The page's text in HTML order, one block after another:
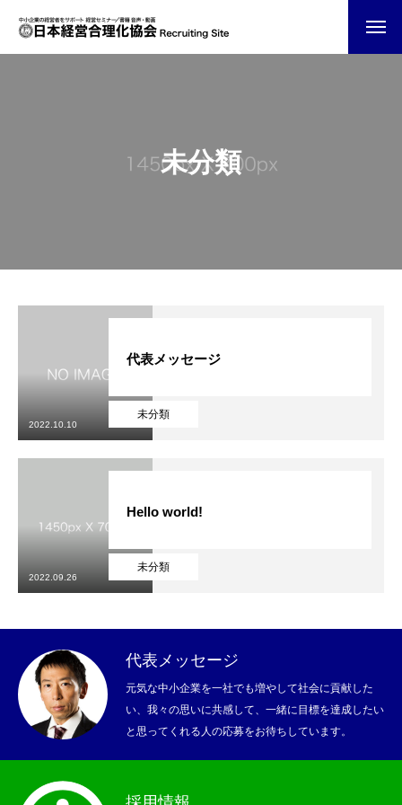
採用情報
協会活動のご案内
会社概要
採用情報 代表メッセージ 協会活動のご案内 会社概要 協会
未分類
未分類
代表メッセージ
2022.10.10
未分類
Hello world!
2022.09.26
代表メッセージ
元気な中小企業を一社でも増やして社会に貢献した
い、我々の思いに共感して、一緒に目標を達成したい
と思ってくれる人の応募をお待ちしています。